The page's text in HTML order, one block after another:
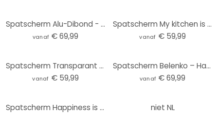
Spatscherm Alu-Dibond - Happiness is Homemade
vanaf € 69,99
Spatscherm My kitchen is for dancing
vanaf € 59,99
Spatscherm Transparant - Good friends and tasty wine
vanaf € 59,99
Spatscherm Belenko – Have a cookie
vanaf € 69,99
Spatscherm Happiness is Homemade niet NL